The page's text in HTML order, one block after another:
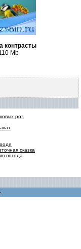
контрасты
Mb
роз
сказка
погода